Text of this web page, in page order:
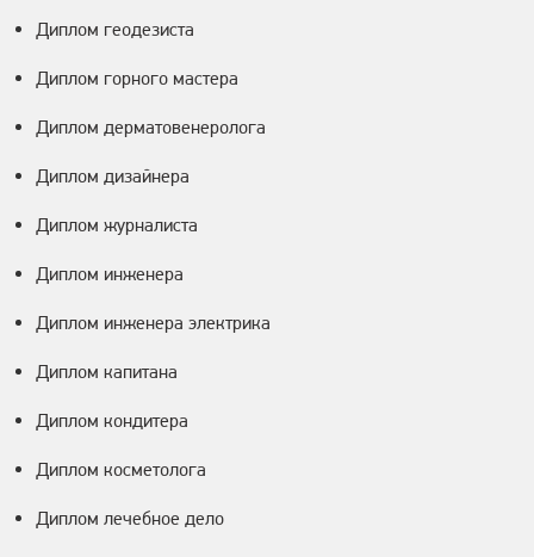
Диплом геодезиста
Диплом горного мастера
Диплом дерматовенеролога
Диплом дизайнера
Диплом журналиста
Диплом инженера
Диплом инженера электрика
Диплом капитана
Диплом кондитера
Диплом косметолога
Диплом лечебное дело